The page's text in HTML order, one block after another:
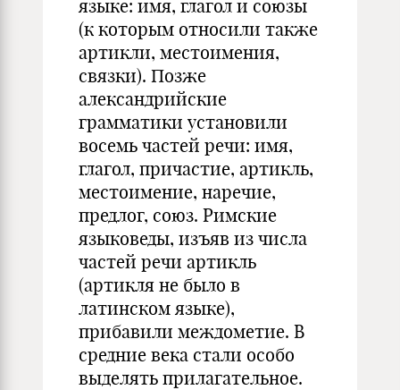
языке: имя, глагол и союзы
(к которым относили также
артикли, местоимения,
связки). Позже
александрийские
грамматики установили
восемь частей речи: имя,
глагол, причастие, артикль,
местоимение, наречие,
предлог, союз. Римские
языковеды, изъяв из числа
частей речи артикль
(артикля не было в
латинском языке),
прибавили междометие. В
средние века стали особо
выделять прилагательное.